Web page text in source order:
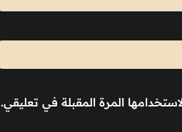
المرة المقبلة في تعليقي.